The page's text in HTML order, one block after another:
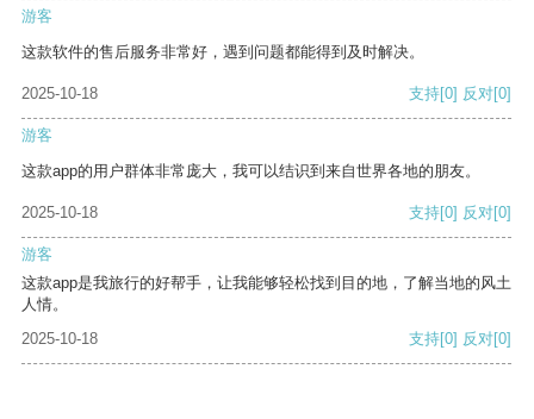
游客
这款软件的售后服务非常好，遇到问题都能得到及时解决。
2025-10-18 支持[0] 反对[0]
游客
这款app的用户群体非常庞大，我可以结识到来自世界各地的朋友。
2025-10-18 支持[0] 反对[0]
游客
这款app是我旅行的好帮手，让我能够轻松找到目的地，了解当地的风土
人情。
2025-10-18
支持[0] 反对[0]